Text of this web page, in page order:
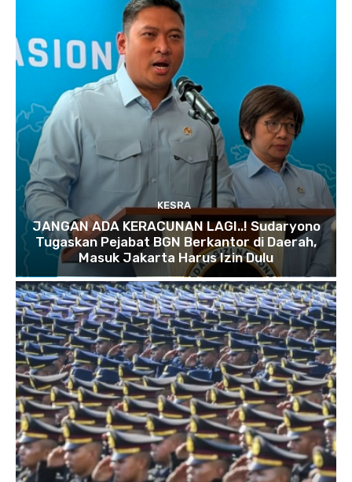
KESRA
JANGAN ADA KERACUNAN LAGI..! Sudaryono
Tugaskan Pejabat BGN Berkantor di Daerah,
Masuk Jakarta Harus Izin Dulu